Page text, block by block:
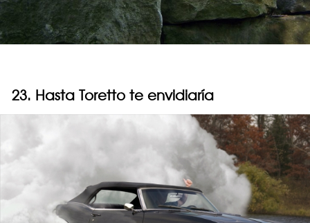
23. Hasta Toretto te envidiaría